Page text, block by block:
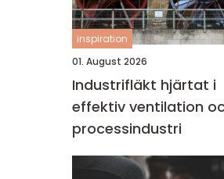
inspiration
01. August 2026
Industrifläkt hjärtat i
effektiv ventilation
processindustri